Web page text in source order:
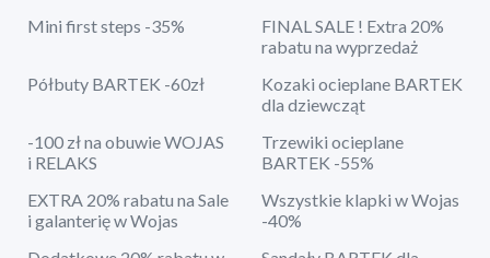
Mini first steps -35%
FINAL SALE ! Extra 20%
rabatu na wyprzedaż
Półbuty BARTEK -60zł
Kozaki ocieplane BARTEK
dla dziewcząt
-100 zł na obuwie WOJAS
i RELAKS
Trzewiki ocieplane
BARTEK -55%
EXTRA 20% rabatu na Sale
i galanterię w Wojas
Wszystkie klapki w Wojas
-40%